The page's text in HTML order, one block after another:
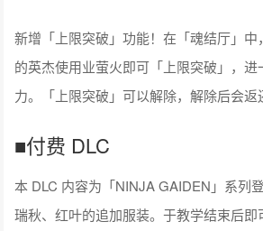
新增「上限突破」功能！在「魂结厅」
的英杰使用业萤火即可「上限突破」，
力。「上限突破」可以解除，解除后会返
■付费 DLC
本 DLC 内容为「NINJA GAIDEN」系列
瑞秋、红叶的追加服装。于教学结束后即